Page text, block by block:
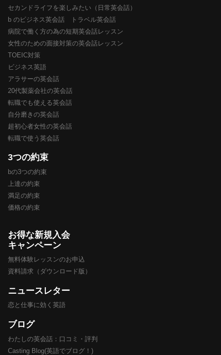
セカンドライフを楽しみたい（日常英会話）
b のビジネス英会話 トラベル英会話
病院で働く方の為の短期英会話レッスン
女性のための面接対策の英会話レッスン
TOEIC対策
ビジネス英語
アラサーの英会話
20代製薬会社の英会話
転職でも使える英会話
自分磨きの英会話
超初心者女性の英会話
転職で使う英会話
3つの約束
bの3つの約束
上達の約束
満足の約束
価格の約束
お得な新規入会
キャンペーン
無料体験レッスンのお申込
資料請求（ダウンロード版）
ニュースレター
恋と仕事に効く英語
ブログ
わたしの英会話：口コミ・評判
Casting Blog(英語でブログ！)